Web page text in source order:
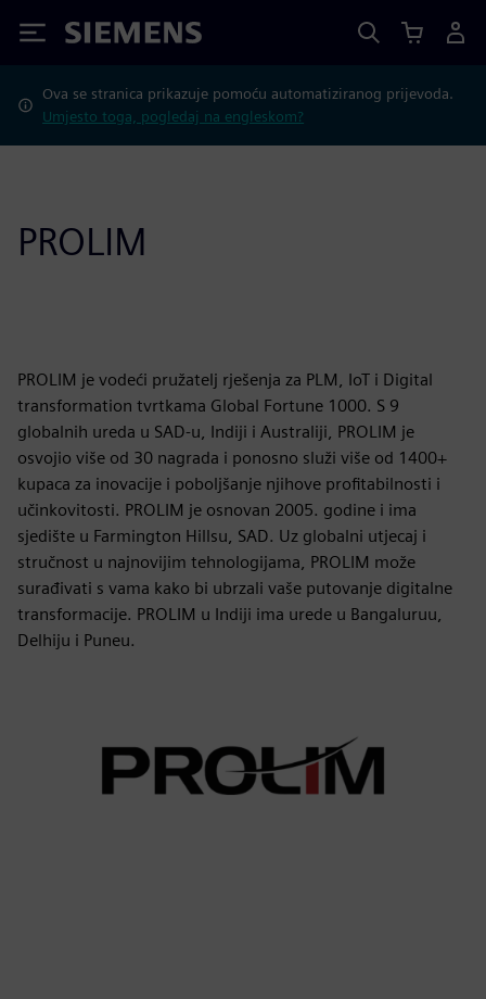
Siemens
Ova se stranica prikazuje pomoću automatiziranog prijevoda.
Umjesto toga, pogledaj na engleskom?
PROLIM
PROLIM je vodeći pružatelj rješenja za PLM, IoT i Digital
transformation tvrtkama Global Fortune 1000. S 9
globalnih ureda u SAD-u, Indiji i Australiji, PROLIM je
osvojio više od 30 nagrada i ponosno služi više od 1400+
kupaca za inovacije i poboljšanje njihove profitabilnosti i
učinkovitosti. PROLIM je osnovan 2005. godine i ima
sjedište u Farmington Hillsu, SAD. Uz globalni utjecaj i
stručnost u najnovijim tehnologijama, PROLIM može
surađivati s vama kako bi ubrzali vaše putovanje digitalne
transformacije. PROLIM u Indiji ima urede u Bangaluruu,
Delhiju i Puneu.